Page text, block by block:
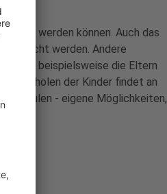
werden können. Auch das
gemacht werden. Andere
beispielsweise die Eltern
Abholen der Kinder findet an
Schulen - eigene Möglichkeiten,